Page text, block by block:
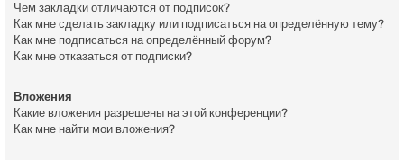
Чем закладки отличаются от подписок?
Как мне сделать закладку или подписаться на определённую тему?
Как мне подписаться на определённый форум?
Как мне отказаться от подписки?
Вложения
Какие вложения разрешены на этой конференции?
Как мне найти мои вложения?